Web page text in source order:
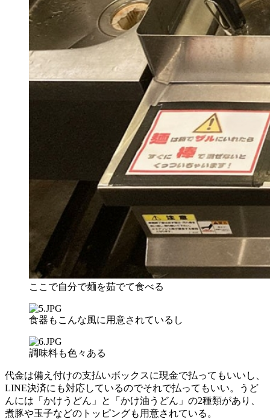
ここで自分で麺を茹でて食べる
食器もこんな風に用意されているし
調味料も色々ある
代金は備え付けの支払いボックスに現金で払ってもいいし、
LINE決済にも対応しているのでそれで払ってもいい。うど
んには「かけうどん」と「かけ油うどん」の2種類があり、
煮豚や玉子などのトッピングも用意されている。